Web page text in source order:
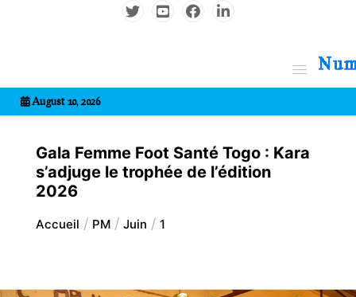
August 10, 2026
Gala Femme Foot Santé Togo : Kara
s’adjuge le trophée de l’édition
2026
Accueil PM Juin 1